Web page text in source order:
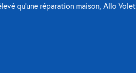
qu’une réparation maison, Allo Volet